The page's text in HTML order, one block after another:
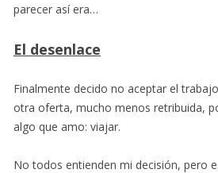
parecer así era…
El desenlace
Finalmente decido no aceptar el
otra oferta, mucho menos retribuida,
algo que amo: viajar.
No todos entienden mi decisión, pero